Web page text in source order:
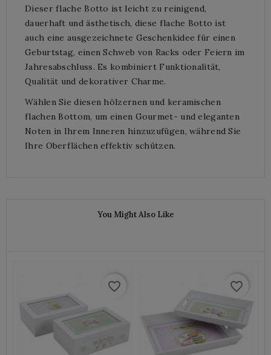
Dieser flache Botto ist leicht zu reinigend,
dauerhaft und ästhetisch, diese flache Botto ist
auch eine ausgezeichnete Geschenkidee für einen
Geburtstag, einen Schweb von Racks oder Feiern im
Jahresabschluss. Es kombiniert Funktionalität,
Qualität und dekorativer Charme.
Wählen Sie diesen hölzernen und keramischen
flachen Bottom, um einen Gourmet- und eleganten
Noten in Ihrem Inneren hinzuzufügen, während Sie
Ihre Oberflächen effektiv schützen.
You Might Also Like
favorite_border favorite_border